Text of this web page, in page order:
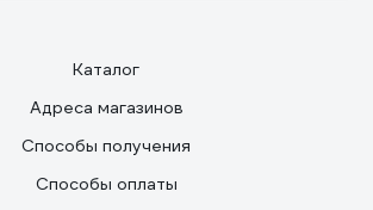
Каталог
Адреса магазинов
Способы получения
Способы оплаты